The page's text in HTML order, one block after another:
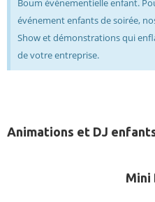
Boum événementielle enfant.
événement enfants de soirée,
Show et démonstrations qui
de votre entreprise.
Animations et DJ
Mini